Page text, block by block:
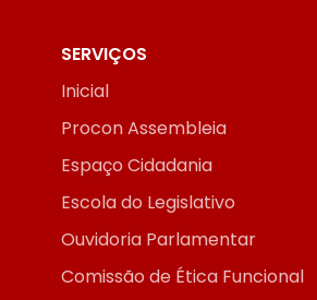
SERVIÇOS
Inicial
Procon Assembleia
Espaço Cidadania
Escola do Legislativo
Ouvidoria Parlamentar
Comissão de Ética Funcional